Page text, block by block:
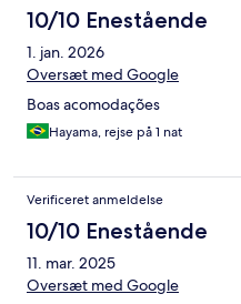
10/10 Enestående
1. jan. 2026
Oversæt med Google
Boas acomodações
Hayama, rejse på 1 nat
Verificeret anmeldelse
10/10 Enestående
11. mar. 2025
Oversæt med Google